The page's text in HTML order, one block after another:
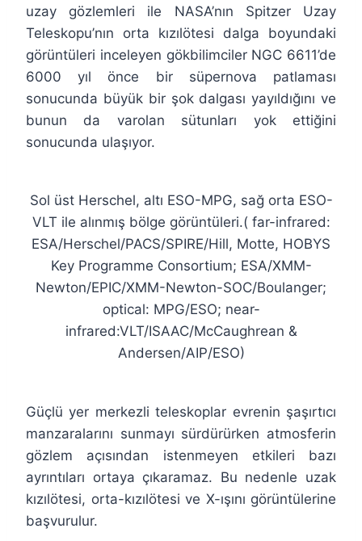
uzay gözlemleri ile NASA’nın Spitzer Uzay
Teleskopu’nın orta kızılötesi dalga boyundaki
görüntüleri inceleyen gökbilimciler NGC 6611’de
6000 yıl önce bir süpernova patlaması
sonucunda büyük bir şok dalgası yayıldığını ve
bunun da varolan sütunları yok ettiğini
sonucunda ulaşıyor.
Sol üst Herschel, altı ESO-MPG, sağ orta ESO-
VLT ile alınmış bölge görüntüleri.( far-infrared:
ESA/Herschel/PACS/SPIRE/Hill, Motte, HOBYS
Key Programme Consortium; ESA/XMM-
Newton/EPIC/XMM-Newton-SOC/Boulanger;
optical: MPG/ESO; near-
infrared:VLT/ISAAC/McCaughrean &
Andersen/AIP/ESO)
Güçlü yer merkezli teleskoplar evrenin şaşırtıcı
manzaralarını sunmayı sürdürürken atmosferin
gözlem açısından istenmeyen etkileri bazı
ayrıntıları ortaya çıkaramaz. Bu nedenle uzak
kızılötesi, orta-kızılötesi ve X-ışını görüntülerine
başvurulur.